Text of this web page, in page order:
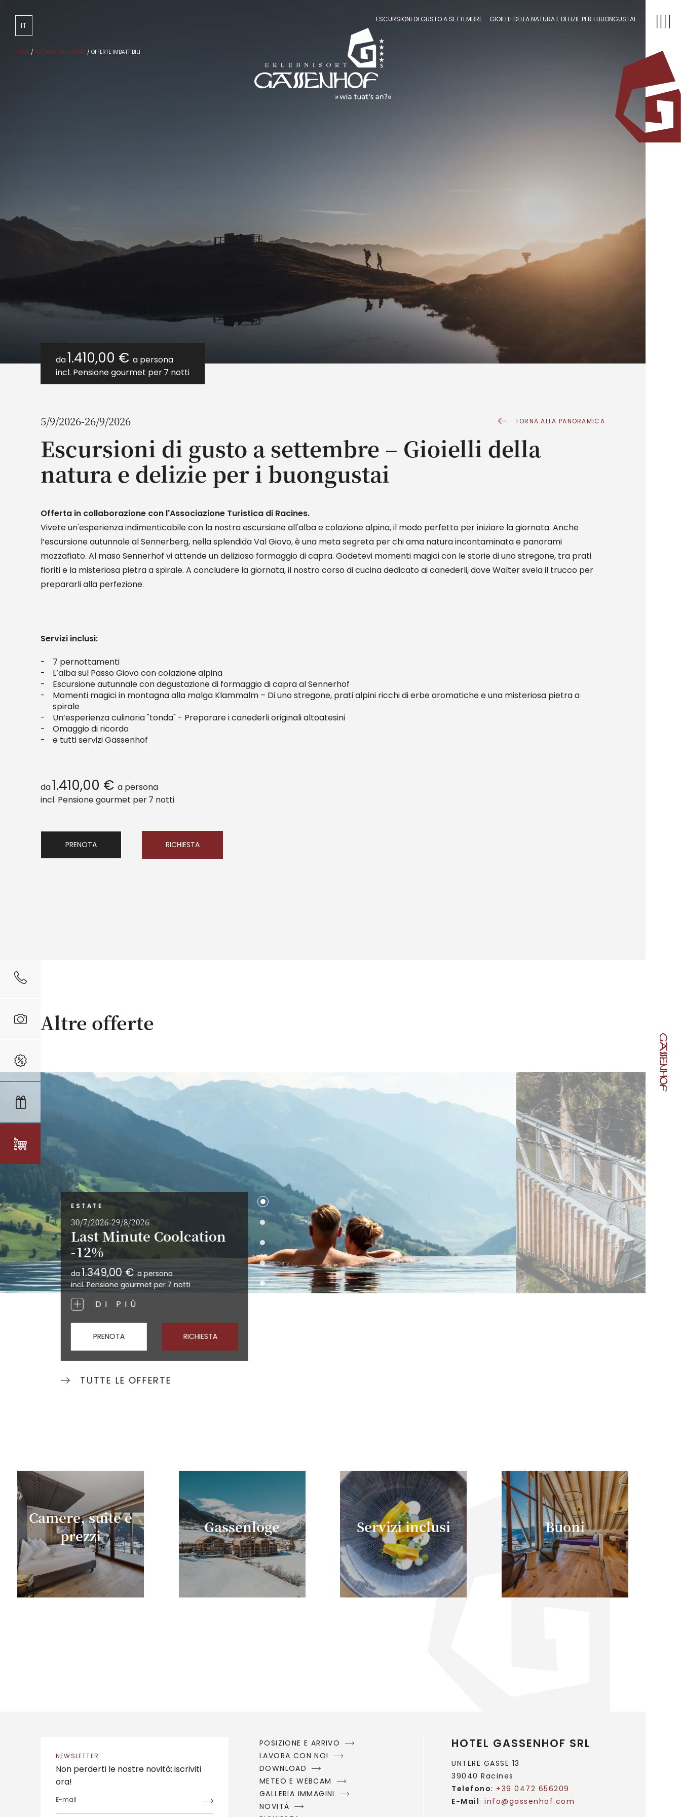
DE
IT
HOME / ALLOGGI DA SOGNO / OFFERTE IMBATTIBILI
ESCURSIONI DI GUSTO A SETTEMBRE – GIOIELLI DELLA NATURA E DELIZIE PER I BUONGUSTAI
da1.410,00 € a persona
incl. Pensione gourmet per7 notti
5/9/2026-26/9/2026 TORNA ALLA PANORAMICA
Escursioni di gusto a settembre – Gioielli della
natura e delizie per i buongustai
Offerta in collaborazione con l'Associazione Turistica di Racines.
Vivete un'esperienza indimenticabile con la nostra escursione all'alba e colazione alpina, il modo perfetto per iniziare la giornata. Anche
l’escursione autunnale al Sennerberg, nella splendida Val Giovo, è una meta segreta per chi ama natura incontaminata e panorami
mozzafiato. Al maso Sennerhof vi attende un delizioso formaggio di capra. Godetevi momenti magici con le storie di uno stregone, tra prati
fioriti e la misteriosa pietra a spirale. A concludere la giornata, il nostro corso di cucina dedicato ai canederli, dove Walter svela il trucco per
prepararli alla perfezione.
Servizi inclusi:
7 pernottamenti
L’alba sul Passo Giovo con colazione alpina
Escursione autunnale con degustazione di formaggio di capra al Sennerhof
Momenti magici in montagna alla malga Klammalm – Di uno stregone, prati alpini ricchi di erbe aromatiche e una misteriosa pietra a
spirale
Un’esperienza culinaria "tonda" - Preparare i canederli originali altoatesini
Omaggio di ricordo
e tutti servizi Gassenhof
da1.410,00 € a persona
incl. Pensione gourmet per7 notti
PRENOTA RICHIESTA
Altre offerte
ESTATE
30/7/2026-29/8/2026
Last Minute Coolcation
-12%
da1.349,00 €a persona
incl. Pensione gourmet per7 notti
DI PIÙ
PRENOTA RICHIESTA
TUTTE LE OFFERTE
Camere, suite e
prezzi
Gassenloge Servizi inclusi Buoni
NEWSLETTER
Non perderti le nostre novità: iscriviti
ora!
E-mail
POSIZIONE E ARRIVO
LAVORA CON NOI
DOWNLOAD
METEO E WEBCAM
GALLERIA IMMAGINI
NOVITÀ
HOTEL GASSENHOF SRL
UNTERE GASSE 13
39040 Racines
Telefono: +39 0472 656209
E-Mail: info@gassenhof.com